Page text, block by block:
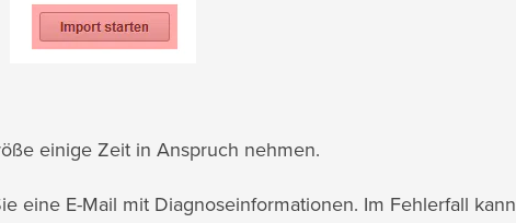
einige Zeit in Anspruch nehmen.
eine E-Mail mit Diagnoseinformationen. Im Fehlerfall kann